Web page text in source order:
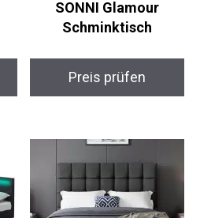
SONNI Glamour
Schminktisch
Preis prüfen